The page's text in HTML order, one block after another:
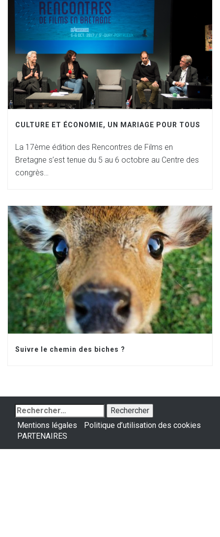
CULTURE ET ÉCONOMIE, UN MARIAGE POUR TOUS
La 17ème édition des Rencontres de Films en
Bretagne s’est tenue du 5 au 6 octobre au Centre des
congrès…
Suivre le chemin des biches ?
Rechercher :
Mentions légales
Politique d’utilisation des cookies
PARTENAIRES